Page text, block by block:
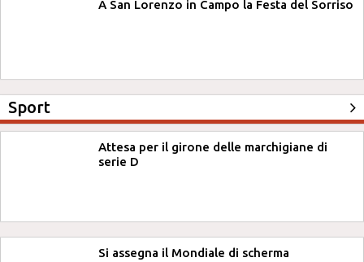
A San Lorenzo in Campo la Festa del Sorriso
Sport
Attesa per il girone delle marchigiane di
serie D
Si assegna il Mondiale di scherma